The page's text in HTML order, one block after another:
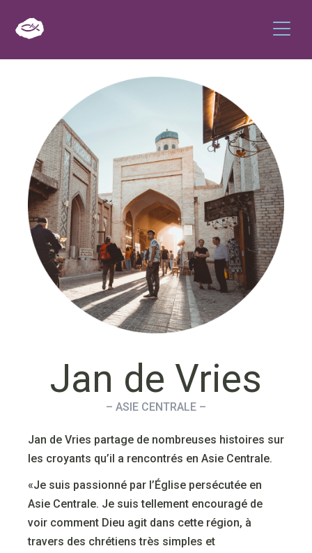
Jan de Vries
– ASIE CENTRALE –
Jan de Vries partage de nombreuses histoires sur
les croyants qu’il a rencontrés en Asie Centrale.
«Je suis passionné par l’Église persécutée en
Asie Centrale. Je suis tellement encouragé de
voir comment Dieu agit dans cette région, à
travers des chrétiens très simples et